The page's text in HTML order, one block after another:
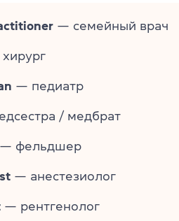
— семейный врач
— педиатр
/ медбрат
— фельдшер
— анестезиолог
— рентгенолог